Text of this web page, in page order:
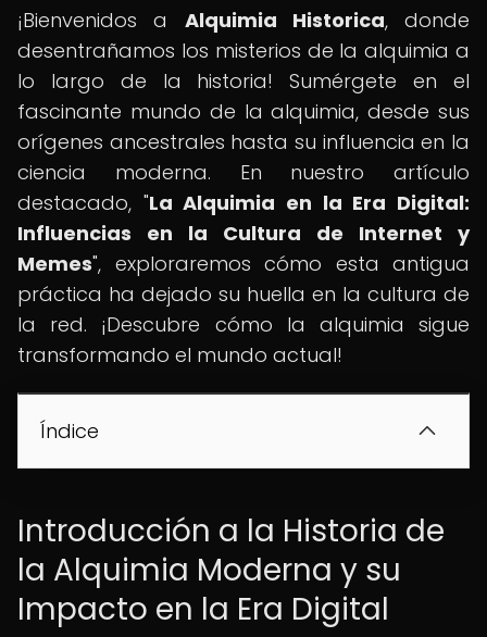
¡Bienvenidos a Alquimia Historica, donde
desentrañamos los misterios de la alquimia a
lo largo de la historia! Sumérgete en el
fascinante mundo de la alquimia, desde sus
orígenes ancestrales hasta su influencia en la
ciencia moderna. En nuestro artículo
destacado, "La Alquimia en la Era Digital:
Influencias en la Cultura de Internet y
Memes", exploraremos cómo esta antigua
práctica ha dejado su huella en la cultura de
la red. ¡Descubre cómo la alquimia sigue
transformando el mundo actual!
Índice
Introducción a la Historia de
la Alquimia Moderna y su
Impacto en la Era Digital